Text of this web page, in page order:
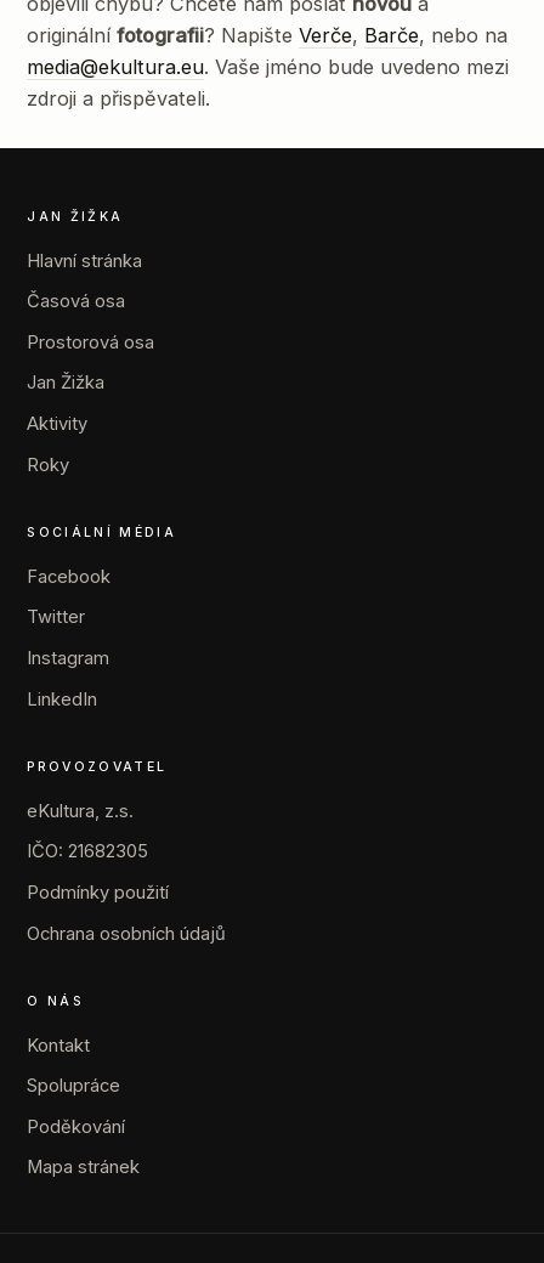
originálnífotografii? NapišteVerče, Barče, nebo na
media@ekultura.eu. Vaše jméno bude uvedeno mezi
zdroji a přispěvateli.
JAN ŽIŽKA
Hlavní stránka
Časová osa
Prostorová osa
Jan Žižka
Aktivity
Roky
SOCIÁLNÍ MÉDIA
Facebook
Twitter
Instagram
LinkedIn
PROVOZOVATEL
eKultura, z.s.
IČO: 21682305
Podmínky použití
Ochrana osobních údajů
O NÁS
Kontakt
Spolupráce
Poděkování
Mapa stránek